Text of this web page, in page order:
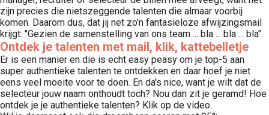
zijn precies die nietszeggende talenten die almaar voorbij
komen. Daarom dus, dat jij net zo'n fantasieloze afwijzingsmail
krijgt: "Gezien de samenstelling van ons team ... bla ... bla ... bla".
Ontdek je talenten met mail, klik, kattebelletje
Er is een manier en die is echt easy peasy om je top-5 aan
super authentieke talenten te ontdekken en daar hoef je niet
eens veel moeite voor te doen. En da's nice, want je wilt dat de
selecteur jouw naam onthoudt toch? Nou dan zit je geramd! Hoe
ontdek je je authentieke talenten? Klik op de video.